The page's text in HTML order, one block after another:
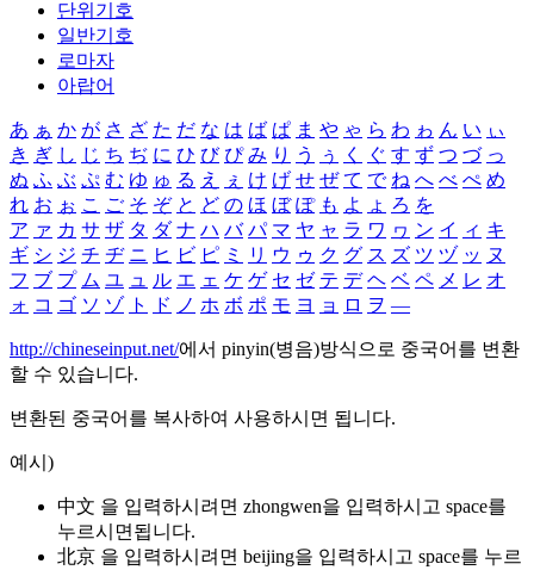
단위기호
일반기호
로마자
아랍어
あ ぁ か が さ ざ た だ な は ば ぱ ま や ゃ ら わ ゎ ん い ぃ
き ぎ し じ ち ぢ に ひ び ぴ み り う ぅ く ぐ す ず つ づ っ
ぬ ふ ぶ ぷ む ゆ ゅ る え ぇ け げ せ ぜ て で ね へ べ ぺ め
れ お ぉ こ ご そ ぞ と ど の ほ ぼ ぽ も よ ょ ろ を
ア ァ カ サ ザ タ ダ ナ ハ バ パ マ ヤ ャ ラ ワ ヮ ン イ ィ キ
ギ シ ジ チ ヂ ニ ヒ ビ ピ ミ リ ウ ゥ ク グ ス ズ ツ ヅ ッ ヌ
フ ブ プ ム ユ ュ ル エ ェ ケ ゲ セ ゼ テ デ ヘ ベ ペ メ レ オ
ォ コ ゴ ソ ゾ ト ド ノ ホ ボ ポ モ ヨ ョ ロ ヲ ―
http://chineseinput.net/에서 pinyin(병음)방식으로 중국어를 변환
할 수 있습니다.
변환된 중국어를 복사하여 사용하시면 됩니다.
예시)
中文 을 입력하시려면 zhongwen을 입력하시고 space를
누르시면됩니다.
北京 을 입력하시려면 beijing을 입력하시고 space를 누르